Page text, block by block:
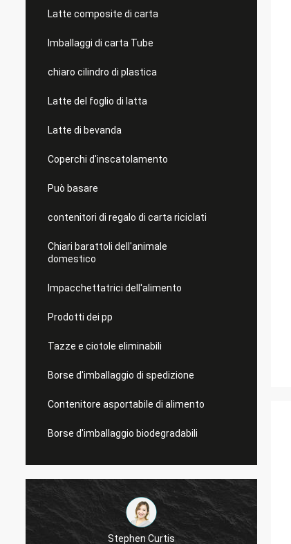
Latte composite di carta
Imballaggi di carta Tube
chiaro cilindro di plastica
Latte del foglio di latta
Latte di bevanda
Coperchi d'inscatolamento
Può basare
contenitori di regalo di carta riciclati
Chiari barattoli dell'animale
domestico
Impacchettatrici dell'alimento
Prodotti dei pp
Tazze e ciotole eliminabili
Borse d'imballaggio di spedizione
Contenitore asportabile di alimento
Borse d'imballaggio biodegradabili